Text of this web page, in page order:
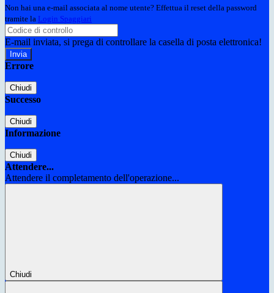
Non hai una e-mail associata al nome utente? Effettua il reset della password
tramite la Login Spaggiari
E-mail inviata, si prega di controllare la casella di posta elettronica!
Errore
Chiudi
Successo
Chiudi
Informazione
Chiudi
Attendere...
Attendere il completamento dell'operazione...
Chiudi